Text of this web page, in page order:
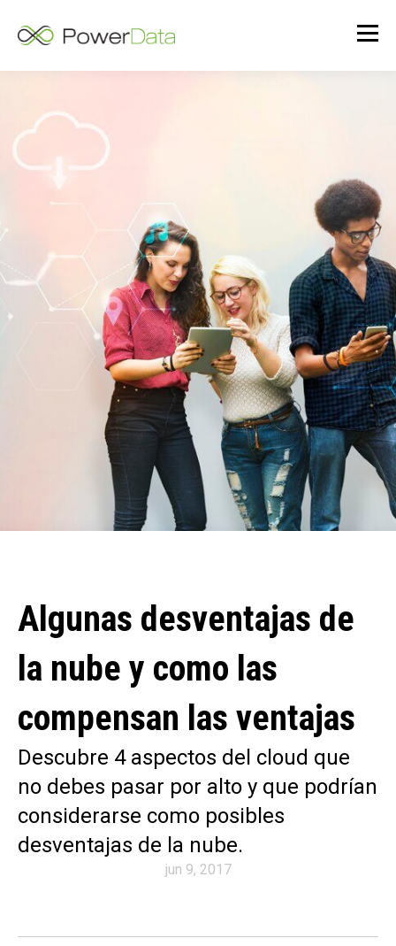
Algunas desventajas de
la nube y como las
compensan las ventajas
Descubre 4 aspectos del cloud que
no debes pasar por alto y que podrían
considerarse como posibles
desventajas de la nube.
jun 9, 2017